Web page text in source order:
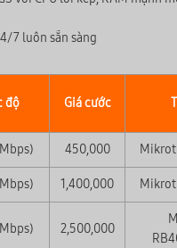
7 luôn sẵn sàng
độ Giá cước
450,000
1,400,000
2,500,000
ĐÃI THÁNG 08/2026
phí hòa mạng & Trang bị WiFi